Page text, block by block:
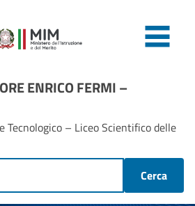
ENRICO FERMI –
Tecnologico – Liceo Scientifico delle
Cerca